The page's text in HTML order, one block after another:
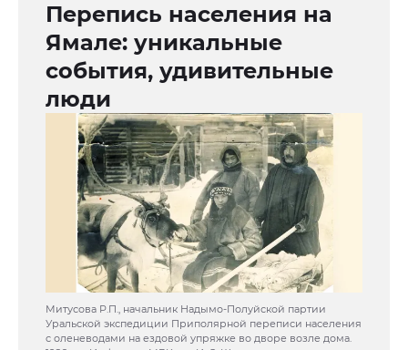
Перепись населения на
Ямале: уникальные
события, удивительные
люди
Митусова Р.П., начальник Надымо-Полуйской партии
Уральской экспедиции Приполярной переписи населения
с оленеводами на ездовой упряжке во дворе возле дома.